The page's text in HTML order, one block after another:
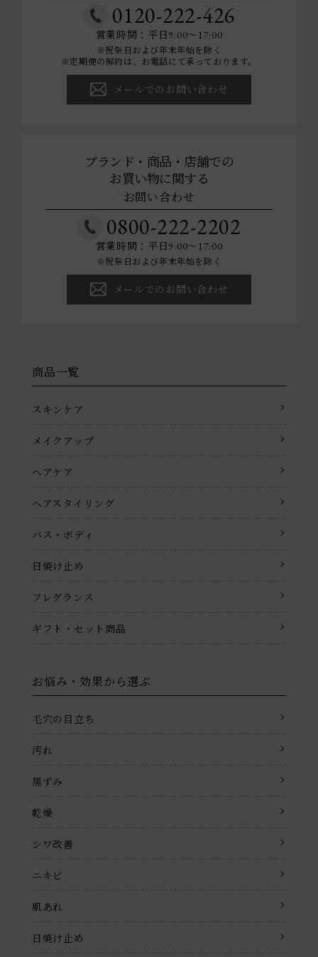
0120-222-426
営業時間：平日9:00～17:00
※祝祭日および年末年始を除く
※定期便の解約は、お電話にて承っております。
メールでのお問い合わせ
ブランド・商品・店舗での
お買い物に関する
お問い合わせ
0800-222-2202
営業時間：平日9:00～17:00
※祝祭日および年末年始を除く
メールでのお問い合わせ
商品一覧
スキンケア
メイクアップ
ヘアケア
ヘアスタイリング
バス・ボディ
日焼け止め
フレグランス
ギフト・セット商品
お悩み・効果から選ぶ
毛穴の目立ち
汚れ
黒ずみ
乾燥
シワ改善
ニキビ
肌あれ
日焼け止め